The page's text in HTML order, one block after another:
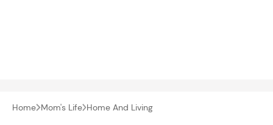
Home Mom's Life Home And Living